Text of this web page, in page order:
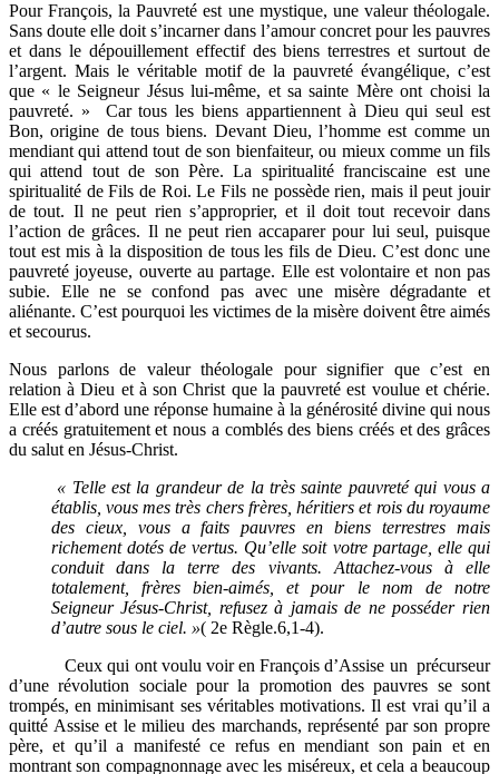
Pour François, la Pauvreté est une mystique, une valeur théologale.
Sans doute elle doit s’incarner dans l’amour concret pour les pauvres
et dans le dépouillement effectif des biens terrestres et surtout de
l’argent. Mais le véritable motif de la pauvreté évangélique, c’est
que « le Seigneur Jésus lui-même, et sa sainte Mère ont choisi la
pauvreté. » Car tous les biens appartiennent à Dieu qui seul est
Bon, origine de tous biens. Devant Dieu, l’homme est comme un
mendiant qui attend tout de son bienfaiteur, ou mieux comme un fils
qui attend tout de son Père. La spiritualité franciscaine est une
spiritualité de Fils de Roi. Le Fils ne possède rien, mais il peut jouir
de tout. Il ne peut rien s’approprier, et il doit tout recevoir dans
l’action de grâces. Il ne peut rien accaparer pour lui seul, puisque
tout est mis à la disposition de tous les fils de Dieu. C’est donc une
pauvreté joyeuse, ouverte au partage. Elle est volontaire et non pas
subie. Elle ne se confond pas avec une misère dégradante et
aliénante. C’est pourquoi les victimes de la misère doivent être aimés
et secourus.
Nous parlons de valeur théologale pour signifier que c’est en
relation à Dieu et à son Christ que la pauvreté est voulue et chérie.
Elle est d’abord une réponse humaine à la générosité divine qui nous
a créés gratuitement et nous a comblés des biens créés et des grâces
du salut en Jésus-Christ.
« Telle est la grandeur de la très sainte pauvreté qui vous a
établis, vous mes très chers frères, héritiers et rois du royaume
des cieux, vous a faits pauvres en biens terrestres mais
richement dotés de vertus. Qu’elle soit votre partage, elle qui
conduit dans la terre des vivants. Attachez-vous à elle
totalement, frères bien-aimés, et pour le nom de notre
Seigneur Jésus-Christ, refusez à jamais de ne posséder rien
d’autre sous le ciel. »( 2e Règle.6,1-4).
Ceux qui ont voulu voir en François d’Assise un précurseur
d’une révolution sociale pour la promotion des pauvres se sont
trompés, en minimisant ses véritables motivations. Il est vrai qu’il a
quitté Assise et le milieu des marchands, représenté par son propre
père, et qu’il a manifesté ce refus en mendiant son pain et en
montrant son compagnonnage avec les miséreux, et cela a beaucoup